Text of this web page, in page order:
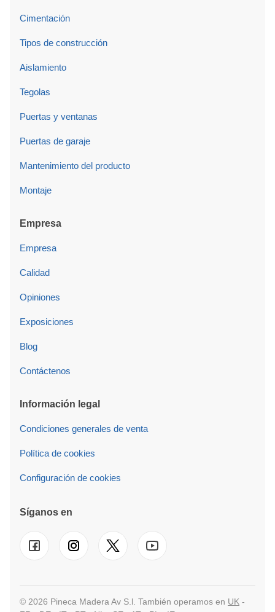
Cimentación
Tipos de construcción
Aislamiento
Tegolas
Puertas y ventanas
Puertas de garaje
Mantenimiento del producto
Montaje
Empresa
Empresa
Calidad
Opiniones
Exposiciones
Blog
Contáctenos
Información legal
Condiciones generales de venta
Política de cookies
Configuración de cookies
Síganos en
© 2026 Pineca Madera Av S.l. También operamos en UK -